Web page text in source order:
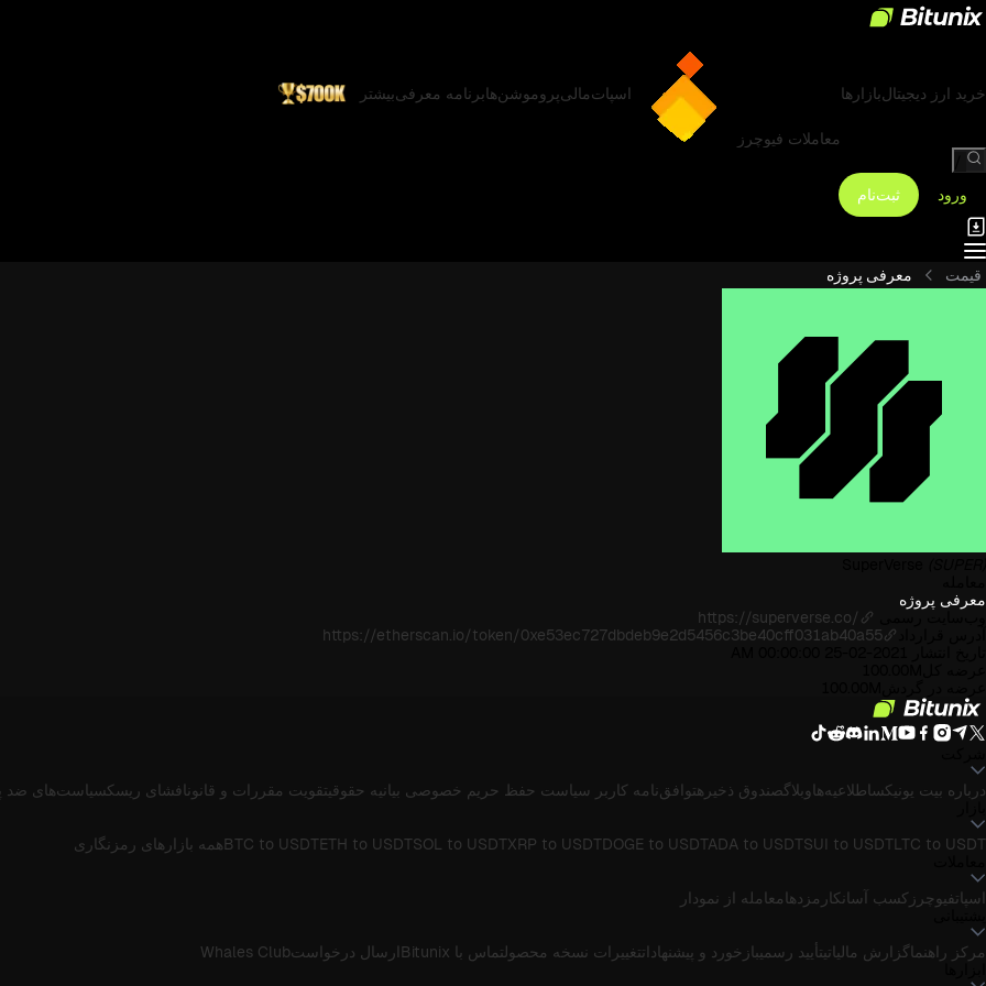
خرید ارز دیجیتالبازارها
معاملات فیوچرز
اسپاتمالیپروموشن‌هابرنامه معرفیبیشتر
ورود
ثبت‌نام
قیمت معرفی پروژه
معرفی پروژه
https://superverse.co/
https://etherscan.io/token/0xe53ec727dbdeb9e2d5456c3be40cff031ab40a55
درباره بیت یونیکساطلاعیه‌هاوبلاگصندوق ذخیرهتوافق‌نامه کاربر سیاست حفظ حریم خصوصی بیانیه حقوقیتقویت مقررات و قانونافشای ریسکسیاست‌های ضد
BTC to USDTETH to USDTSOL to USDTXRP to USDTDOGE to USDTADA to USDTSUI to USDTLTC to USDT
همه بازارهای رمزنگاری
اسپاتفیوچرز کسب آسانکارمزدهامعامله از نمودار
مرکز راهنماگزارش مالیاتیتأیید رسمیبازخورد و پیشنهاداتتغییرات نسخه محصولتماس با Bitunix ارسال درخواستWhales Club